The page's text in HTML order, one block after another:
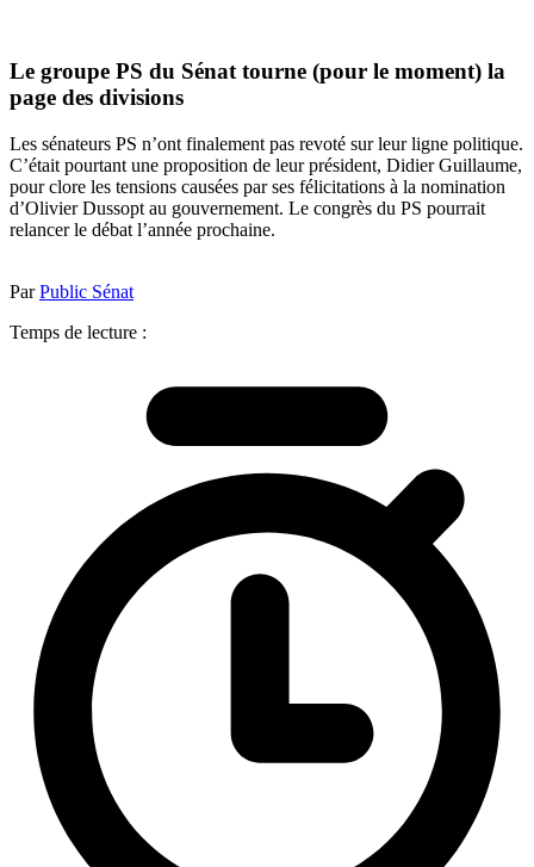
Le groupe PS du Sénat tourne (pour le moment) la
page des divisions
Les sénateurs PS n’ont finalement pas revoté sur leur ligne politique.
C’était pourtant une proposition de leur président, Didier Guillaume,
pour clore les tensions causées par ses félicitations à la nomination
d’Olivier Dussopt au gouvernement. Le congrès du PS pourrait
relancer le débat l’année prochaine.
ParPublic Sénat
Temps de lecture :